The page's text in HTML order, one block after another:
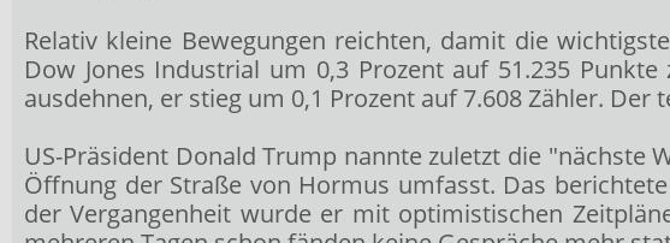
Relativ kleine Bewegungen reichten, damit die
Dow Jones Industrial um 0,3 Prozent auf 51.235
ausdehnen, er stieg um 0,1 Prozent auf 7.608 Zähler. Der
US-Präsident Donald Trump nannte zuletzt die "nächste
Öffnung der Straße von Hormus umfasst. Das
der Vergangenheit wurde er mit optimistischen